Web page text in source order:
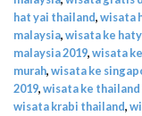
hat yai thailand,wisata
malaysia,wisata ke
malaysia 2019,wisata
murah,wisata ke
2019,wisata ke
wisata krabi thailand,